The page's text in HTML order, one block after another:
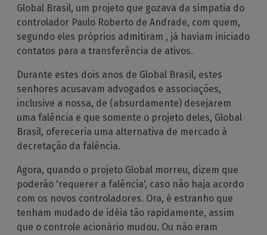
Global Brasil, um projeto que gozava da simpatia do
controlador Paulo Roberto de Andrade, com quem,
segundo eles próprios admitiram , já haviam iniciado
contatos para a transferência de ativos.
Durante estes dois anos de Global Brasil, estes
senhores acusavam advogados e associações,
inclusive a nossa, de (absurdamente) desejarem
uma falência e que somente o projeto deles, Global
Brasil, ofereceria uma alternativa de mercado à
decretação da falência.
Agora, quando o projeto Global morreu, dizem que
poderão 'requerer a falência', caso não haja acordo
com os novos controladores. Ora, é estranho que
tenham mudado de idéia tão rapidamente, assim
que o controle acionário mudou. Ou não eram